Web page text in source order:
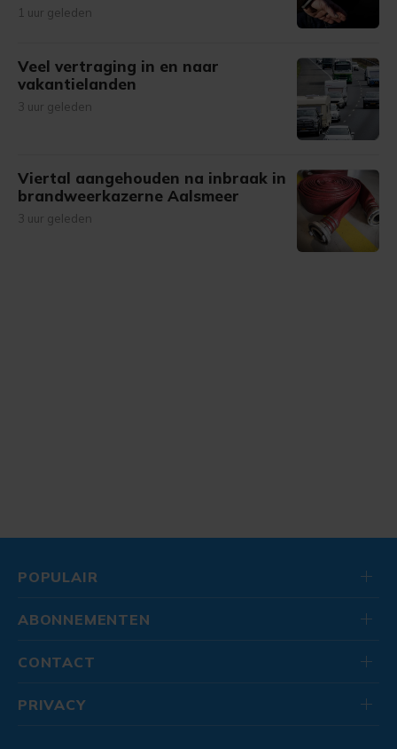
1 uur geleden
Veel vertraging in en naar
vakantielanden
3 uur geleden
Viertal aangehouden na inbraak in
brandweerkazerne Aalsmeer
3 uur geleden
POPULAIR
ABONNEMENTEN
CONTACT
PRIVACY